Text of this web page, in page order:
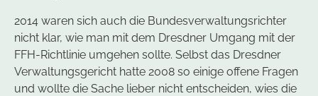
2014 waren sich auch die Bundesverwaltungsrichter
nicht klar, wie man mit dem Dresdner Umgang mit der
FFH-Richtlinie umgehen sollte. Selbst das Dresdner
Verwaltungsgericht hatte 2008 so einige offene Fragen
und wollte die Sache lieber nicht entscheiden, wies die